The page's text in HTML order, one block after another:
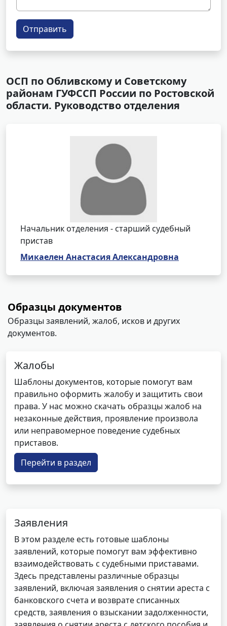
Отправить
ОСП по Обливскому и Советскому
районам ГУФССП России по Ростовской
области. Руководство отделения
Начальник отделения - старший судебный
пристав
Микаелен Анастасия Александровна
Образцы документов
Образцы заявлений, жалоб, исков и других
документов.
Жалобы
Шаблоны документов, которые помогут вам
правильно оформить жалобу и защитить свои
права. У нас можно скачать образцы жалоб на
незаконные действия, проявление произвола
или неправомерное поведение судебных
приставов.
Перейти в раздел
Заявления
В этом разделе есть готовые шаблоны
заявлений, которые помогут вам эффективно
взаимодействовать с судебными приставами.
Здесь представлены различные образцы
заявлений, включая заявления о снятии ареста с
банковского счета и возврате списанных
средств, заявления о взыскании задолженности,